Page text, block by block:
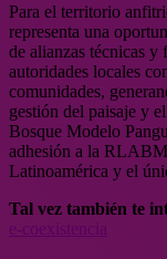
Para el territorio
representa una
de alianzas técnicas y
autoridades locales
comunidades,
gestión del paisaje y
Bosque Modelo
adhesión a la
Latinoamérica y el
Tal vez también te